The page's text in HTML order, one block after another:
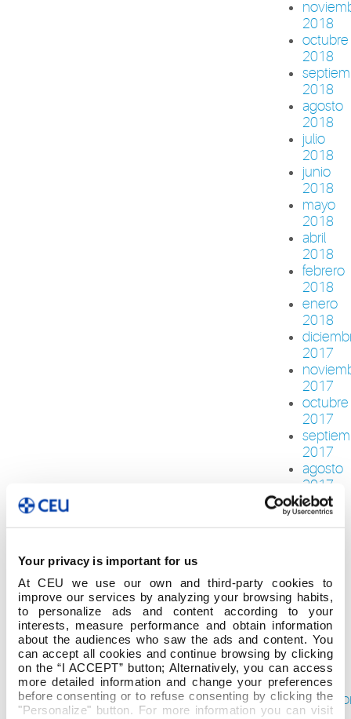
Your privacy is important for us
At CEU we use our own and third-party cookies to
improve our services by analyzing your browsing habits,
to personalize ads and content according to your
interests, measure performance and obtain information
about the audiences who saw the ads and content. You
can accept all cookies and continue browsing by clicking
on the “I ACCEPT” button; Alternatively, you can access
more detailed information and change your preferences
before consenting or to refuse consenting by clicking the
"Personalize" button. For more information you can visit
2018
octubre
2018
2018
agosto
2018
julio
2018
junio
2018
mayo
2018
abril
2018
febrero
2018
enero
2018
2017
2017
octubre
2017
2017
agosto
2017
junio
2017
2017
marzo
2017
febrero
2017
enero
2017
2016